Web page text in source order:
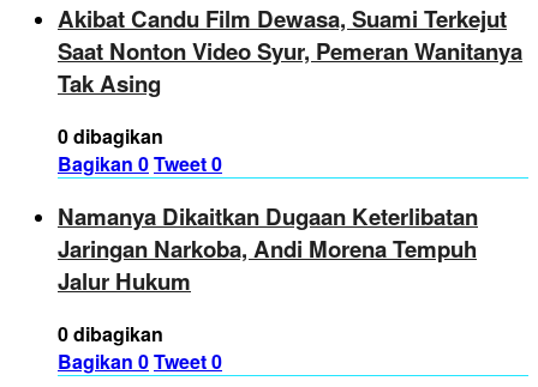
Akibat Candu Film Dewasa, Suami Terkejut
Saat Nonton Video Syur, Pemeran Wanitanya
Tak Asing
0 dibagikan
Bagikan 0Tweet0
Namanya Dikaitkan Dugaan Keterlibatan
Jaringan Narkoba, Andi Morena Tempuh
Jalur Hukum
0 dibagikan
Bagikan 0Tweet0